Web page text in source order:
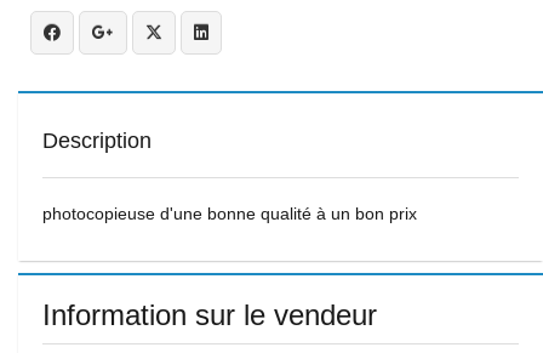
Description
photocopieuse d'une bonne qualité à un bon prix
Information sur le vendeur